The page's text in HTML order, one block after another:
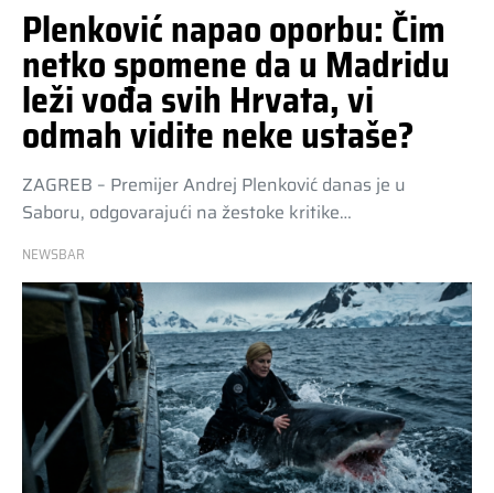
Plenković napao oporbu: Čim
netko spomene da u Madridu
leži vođa svih Hrvata, vi
odmah vidite neke ustaše?
ZAGREB – Premijer Andrej Plenković danas je u
Saboru, odgovarajući na žestoke kritike…
NEWSBAR